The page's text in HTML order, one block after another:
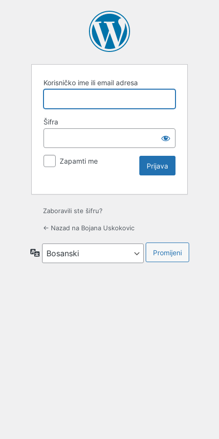
Korisničko ime ili email adresa
Šifra
Zapamti me
Zaboravili ste šifru?
← Nazad na Bojana Uskokovic
Jezik